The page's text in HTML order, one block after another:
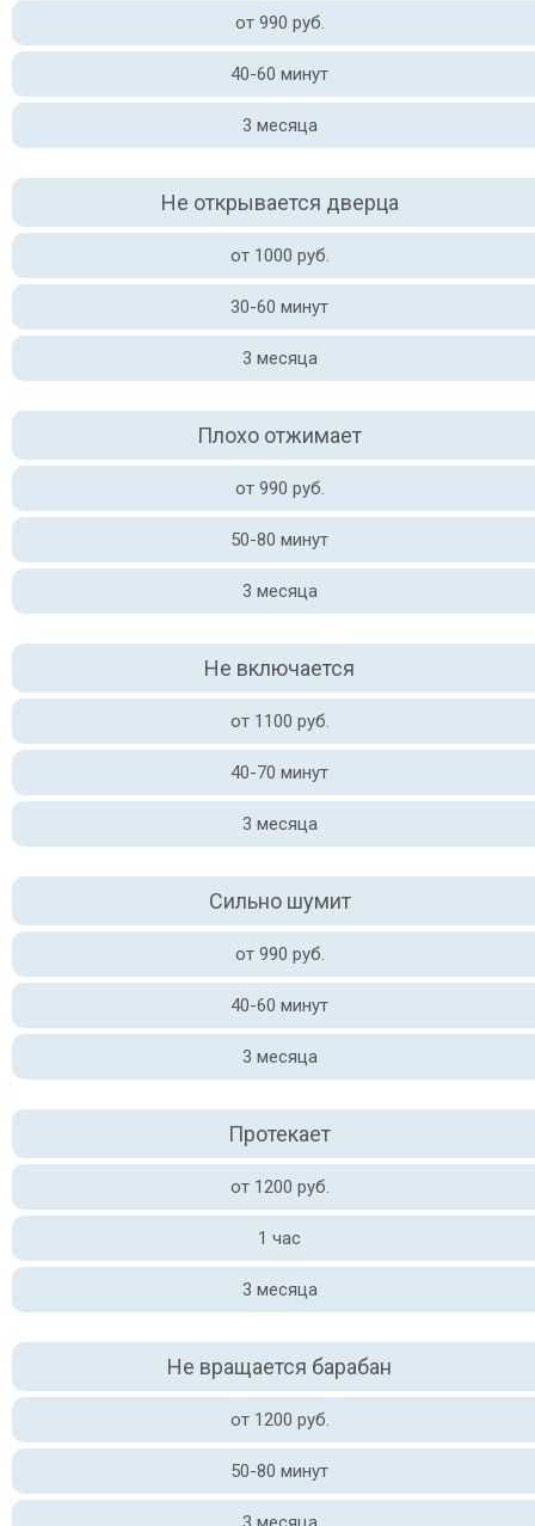
от 990 руб.
40-60 минут
3 месяца
Не открывается дверца
от 1000 руб.
30-60 минут
3 месяца
Плохо отжимает
от 990 руб.
50-80 минут
3 месяца
Не включается
от 1100 руб.
40-70 минут
3 месяца
Сильно шумит
от 990 руб.
40-60 минут
3 месяца
Протекает
от 1200 руб.
1 час
3 месяца
Не вращается барабан
от 1200 руб.
50-80 минут